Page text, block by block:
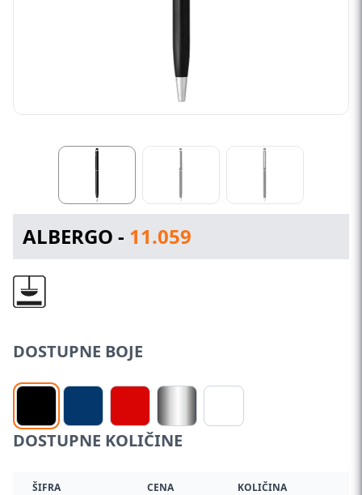
ALBERGO - 11.059
DOSTUPNE BOJE
DOSTUPNE KOLIČINE
ŠIFRA CENA KOLIČINA